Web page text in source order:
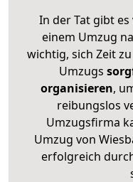
In der Tat gibt
einem Umzug
wichtig, sich Zeit
Umzugs
organisieren,
reibungslos
Umzugsfirma
Umzug von
erfolgreich